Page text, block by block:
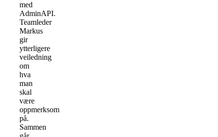
med
AdminAPI.
Teamleder
Markus
gir
ytterligere
veiledning
om
hva
man
skal
være
oppmerksom
på.
Sammen